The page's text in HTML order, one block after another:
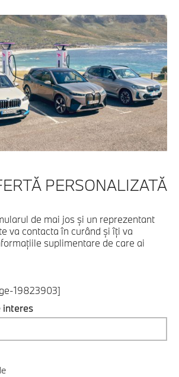
PERSONALIZATĂ
de mai jos şi un reprezentant
va contacta în curând şi îţi va
suplimentare de care ai
19823903]
interes